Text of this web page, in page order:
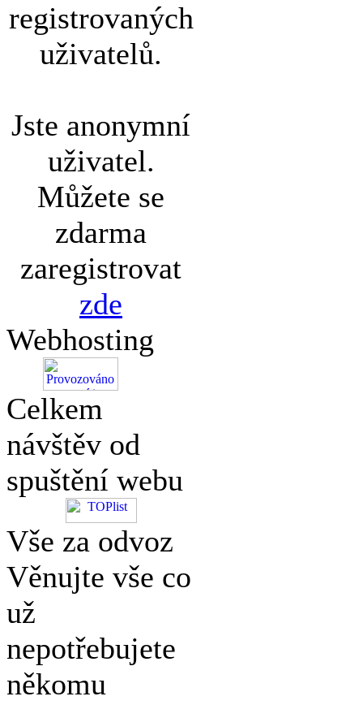
registrovaných
uživatelů.
Jste anonymní
uživatel.
Můžete se
zdarma
zaregistrovat
zde
Webhosting
Celkem
návštěv od
spuštění webu
Vše za odvoz
Věnujte vše co
už
nepotřebujete
někomu